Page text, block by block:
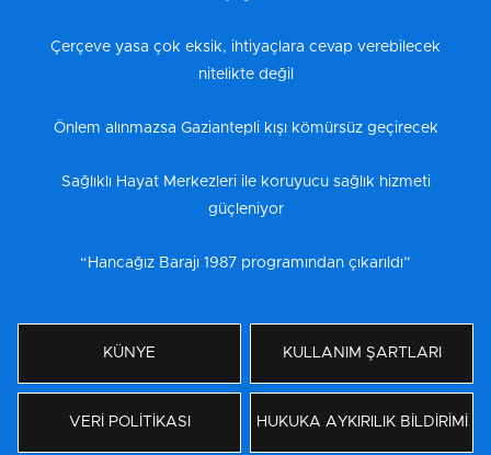
Çerçeve yasa çok eksik, ihtiyaçlara cevap verebilecek
nitelikte değil
Önlem alınmazsa Gaziantepli kışı kömürsüz geçirecek
Sağlıklı Hayat Merkezleri ile koruyucu sağlık hizmeti
güçleniyor
“Hancağız Barajı 1987 programından çıkarıldı”
KÜNYE KULLANIM ŞARTLARI
VERİ POLİTİKASI HUKUKA AYKIRILIK BİLDİRİMİ